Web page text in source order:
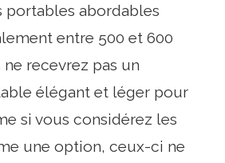
portables abordables
entre 500 et 600
recevrez pas un
élégant et léger pour
si vous considérez les
une option, ceux-ci ne